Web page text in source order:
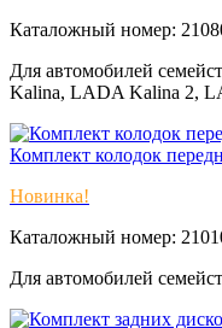
Каталожный номер:
Для автомобилей
Kalina, LADA Kalina 2,
Комплект колодок
Новинка!
Каталожный номер:
Для автомобилей